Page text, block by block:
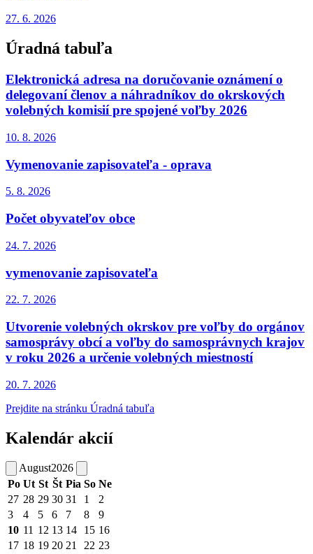
27. 6. 2026
Úradná tabuľa
Elektronická adresa na doručovanie oznámení o
delegovaní členov a náhradníkov do okrskových
volebných komisií pre spojené voľby 2026
10. 8. 2026
Vymenovanie zapisovateľa - oprava
5. 8. 2026
Počet obyvateľov obce
24. 7. 2026
vymenovanie zapisovateľa
22. 7. 2026
Utvorenie volebných okrskov pre voľby do orgánov
samosprávy obcí a voľby do samosprávnych krajov
v roku 2026 a určenie volebných miestností
20. 7. 2026
Prejdite na stránku Úradná tabuľa
Kalendár akcií
August2026
Po Ut St Št Pia So Ne
27 28 29 30 31 1
2
3
4 5 6 7 8
9
10 11 12 13 14 15 16
17 18 19 20 21 22 23